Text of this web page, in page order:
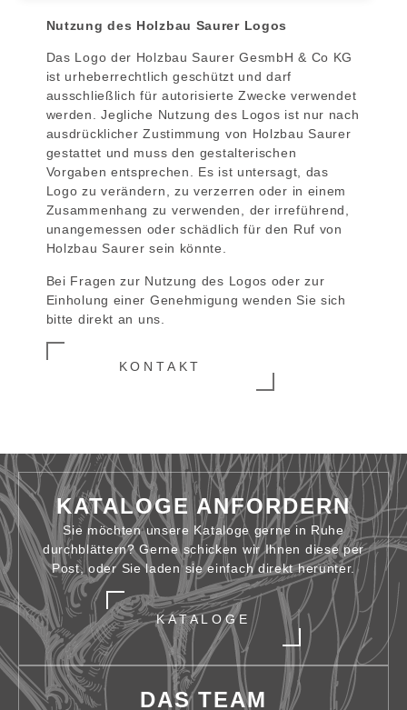
Nutzung des Holzbau Saurer Logos
Das Logo der Holzbau Saurer GesmbH & Co KG
ist urheberrechtlich geschützt und darf
ausschließlich für autorisierte Zwecke verwendet
werden. Jegliche Nutzung des Logos ist nur nach
ausdrücklicher Zustimmung von Holzbau Saurer
gestattet und muss den gestalterischen
Vorgaben entsprechen. Es ist untersagt, das
Logo zu verändern, zu verzerren oder in einem
Zusammenhang zu verwenden, der irreführend,
unangemessen oder schädlich für den Ruf von
Holzbau Saurer sein könnte.
Bei Fragen zur Nutzung des Logos oder zur
Einholung einer Genehmigung wenden Sie sich
bitte direkt an uns.
KONTAKT
KATALOGE ANFORDERN
Sie möchten unsere Kataloge gerne in Ruhe
durchblättern? Gerne schicken wir Ihnen diese per
Post, oder Sie laden sie einfach direkt herunter.
KATALOGE
DAS TEAM